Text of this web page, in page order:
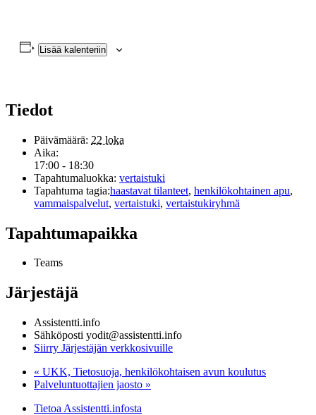
Lisää kalenteriin
Tiedot
Päivämäärä: 22 loka
Aika:
17:00 - 18:30
Tapahtumaluokka: vertaistuki
Tapahtuma tagia:haastavat tilanteet, henkilökohtainen apu,
vammaispalvelut, vertaistuki, vertaistukiryhmä
Tapahtumapaikka
Teams
Järjestäjä
Assistentti.info
Sähköposti yodit@assistentti.info
Siirry Järjestäjän verkkosivuille
« UKK, Tietosuoja, henkilökohtaisen avun koulutus
Palveluntuottajien jaosto »
Tietoa Assistentti.infosta